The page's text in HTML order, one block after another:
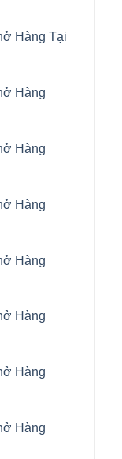
Hàng Tại
Hàng
Hàng
Hàng
Hàng
Hàng
Hàng
Hàng